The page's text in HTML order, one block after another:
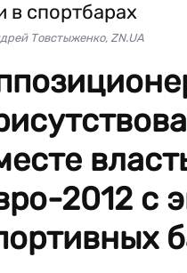
Товстыженко, ZN.UA
2012 с